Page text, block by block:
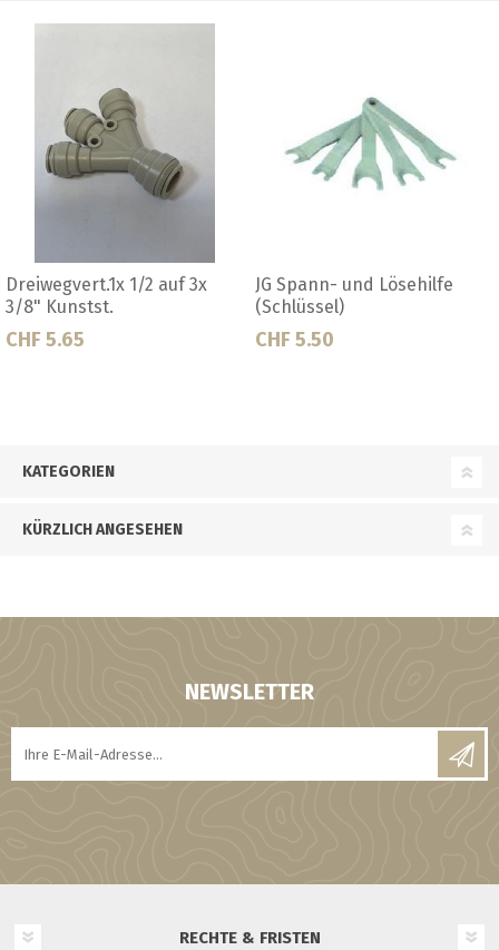
Schnellverb.1/2" T-Stück
Schnellverb.1/
KATEGORIEN
KÜRZLICH ANGESEHEN
NEWSLETTER
RECHTE & FRISTEN